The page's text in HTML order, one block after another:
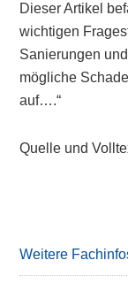
Dieser Artikel
wichtigen
Sanierungen
mögliche
auf….“
Quelle und
Weitere